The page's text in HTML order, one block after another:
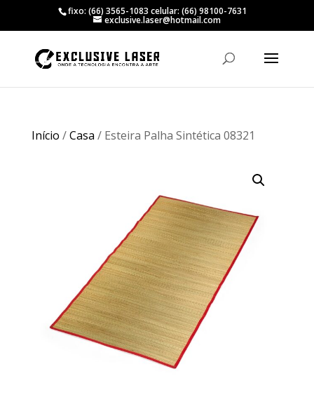
fixo: (66) 3565-1083 celular: (66) 98100-7631
exclusive.laser@hotmail.com
Início /Casa / Esteira Palha Sintética 08321